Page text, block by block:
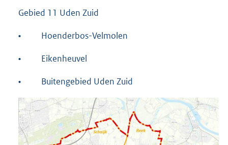
Gebied 11 Uden Zuid
• Hoenderbos-Velmolen
• Eikenheuvel
• Buitengebied Uden Zuid